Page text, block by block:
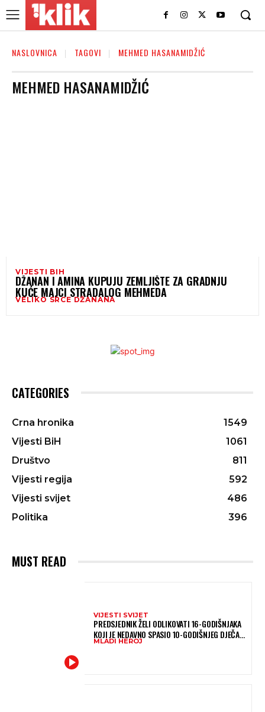
NASLOVNICA TAGOVI MEHMED HASANAMIDŽIĆ
MEHMED HASANAMIDŽIĆ
VIJESTI BIH
DŽANAN I AMINA KUPUJU ZEMLJIŠTE ZA GRADNJU
KUĆE MAJCI STRADALOG MEHMEDA
VELIKO SRCE DŽANANA
CATEGORIES
Crna hronika
1549
Vijesti BiH
1061
Društvo
811
Vijesti regija
592
Vijesti svijet
486
Politika
396
MUST READ
VIJESTI SVIJET
PREDSJEDNIK ŽELI ODLIKOVATI 16-GODIŠNJAKA
KOJI JE NEDAVNO SPASIO 10-GODIŠNJEG DJEČAKA
IZ SMRTONOSNIH VALOVA
MLADI HEROJ